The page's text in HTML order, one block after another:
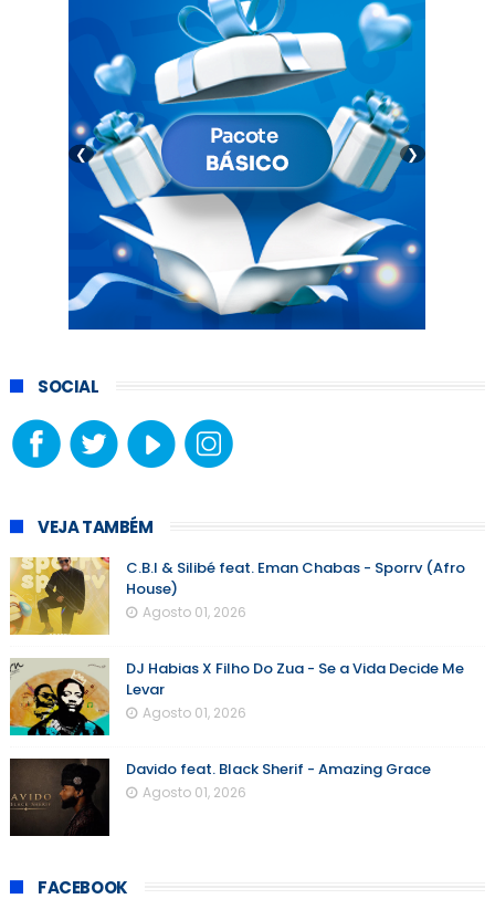
❮ ❯
SOCIAL
VEJA TAMBÉM
C.B.I & Silibé feat. Eman Chabas - Sporrv (Afro
House)
Agosto 01, 2026
DJ Habias X Filho Do Zua - Se a Vida Decide Me
Levar
Agosto 01, 2026
Davido feat. Black Sherif - Amazing Grace
Agosto 01, 2026
FACEBOOK